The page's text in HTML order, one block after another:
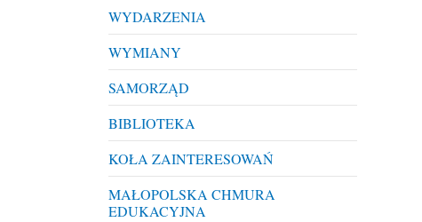
WYDARZENIA
WYMIANY
SAMORZĄD
BIBLIOTEKA
KOŁA ZAINTERESOWAŃ
MAŁOPOLSKA CHMURA
EDUKACYJNA